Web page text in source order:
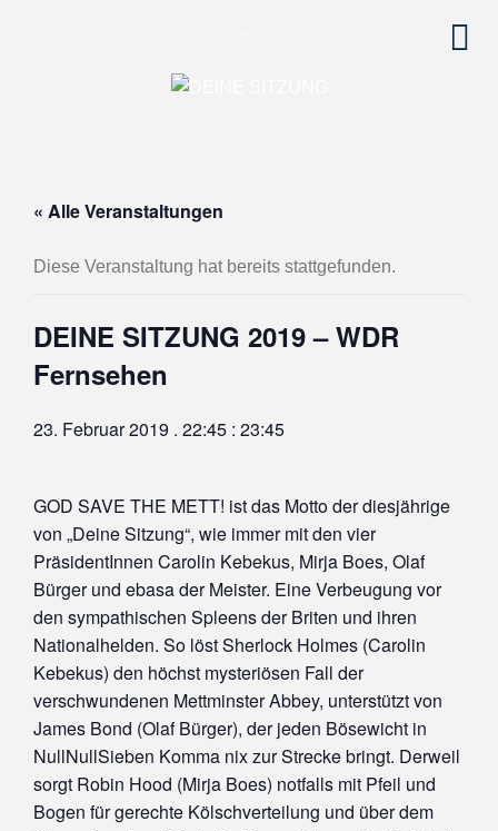
« Alle Veranstaltungen
Diese Veranstaltung hat bereits stattgefunden.
DEINE SITZUNG 2019 – WDR
Fernsehen
23. Februar 2019 . 22:45 : 23:45
GOD SAVE THE METT! ist das Motto der diesjährige
von „Deine Sitzung“, wie immer mit den vier
PräsidentInnen Carolin Kebekus, Mirja Boes, Olaf
Bürger und ebasa der Meister. Eine Verbeugung vor
den sympathischen Spleens der Briten und ihren
Nationalhelden. So löst Sherlock Holmes (Carolin
Kebekus) den höchst mysteriösen Fall der
verschwundenen Mettminster Abbey, unterstützt von
James Bond (Olaf Bürger), der jeden Bösewicht in
NullNullSieben Komma nix zur Strecke bringt. Derweil
sorgt Robin Hood (Mirja Boes) notfalls mit Pfeil und
Bogen für gerechte Kölschverteilung und über dem